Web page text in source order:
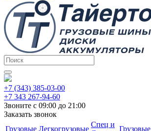
+7 (343) 385-03-00
+7 343 267-94-60
Звоните с 09:00 до 21:00
Заказать звонок
Грузовые Легкогрузовые
Спец и
Грузовые